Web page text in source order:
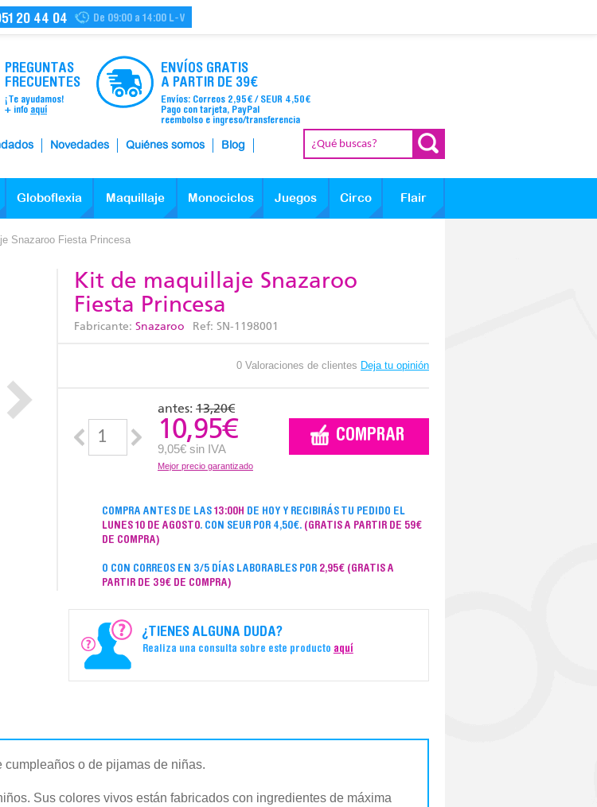
20 44 04 De 09:00 a 14:00 L-V
PREGUNTAS
FRECUENTES
¡Te ayudamos!
+ info aquí
ENVÍOS GRATIS
A PARTIR DE 39€
Envíos: Correos 2,95€ / SEUR 4,50€
Pago con tarjeta, PayPal
reembolso e ingreso/transferencia
Novedades Quiénes somos Blog
Globoflexia Maquillaje Monociclos Juegos Circo Flair
Snazaroo Fiesta Princesa
Kit de maquillaje Snazaroo
Fiesta Princesa
Fabricante: Snazaroo Ref: SN-1198001
0 Valoraciones de clientes Deja tu opinión
antes: 13,20€
10,95€
9,05€ sin IVA
Mejor precio garantizado
COMPRA ANTES DE LAS 13:00H DE HOY Y RECIBIRÁS TU PEDIDO EL
LUNES 10 DE AGOSTO. CON SEUR POR 4,50€. (GRATIS A PARTIR DE 59€
DE COMPRA)
O CON CORREOS EN 3/5 DÍAS LABORABLES POR 2,95€ (GRATIS A
PARTIR DE 39€ DE COMPRA)
¿TIENES ALGUNA DUDA?
Realiza una consulta sobre este producto aquí
o de pijamas de niñas.
Sus colores vivos están fabricados con ingredientes de máxima